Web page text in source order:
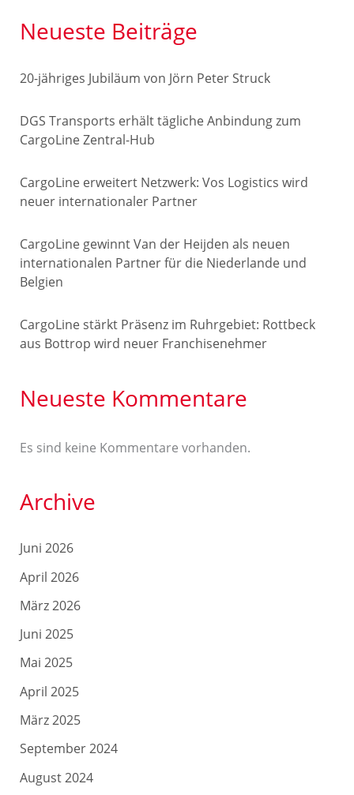
Neueste Beiträge
20-jähriges Jubiläum von Jörn Peter Struck
DGS Transports erhält tägliche Anbindung zum
CargoLine Zentral-Hub
CargoLine erweitert Netzwerk: Vos Logistics wird
neuer internationaler Partner
CargoLine gewinnt Van der Heijden als neuen
internationalen Partner für die Niederlande und
Belgien
CargoLine stärkt Präsenz im Ruhrgebiet: Rottbeck
aus Bottrop wird neuer Franchisenehmer
Neueste Kommentare
Es sind keine Kommentare vorhanden.
Archive
Juni 2026
April 2026
März 2026
Juni 2025
Mai 2025
April 2025
März 2025
September 2024
August 2024